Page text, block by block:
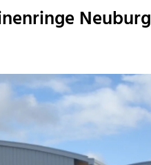
Neuburg